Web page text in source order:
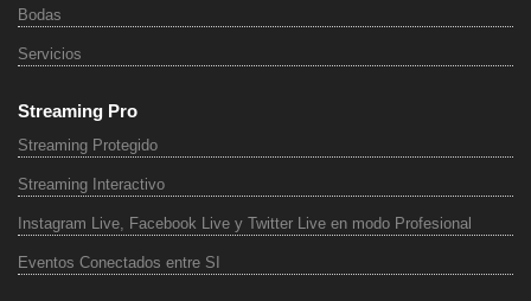
Bodas
Servicios
Streaming Pro
Streaming Protegido
Streaming Interactivo
Instagram Live, Facebook Live y Twitter Live en modo Profesional
Eventos Conectados entre SI